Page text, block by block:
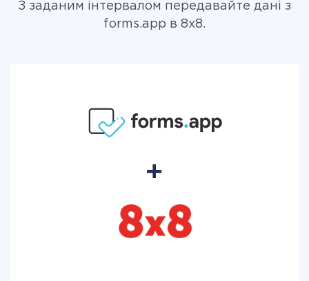
З заданим інтервалом передавайте дані з
forms.app в 8x8.